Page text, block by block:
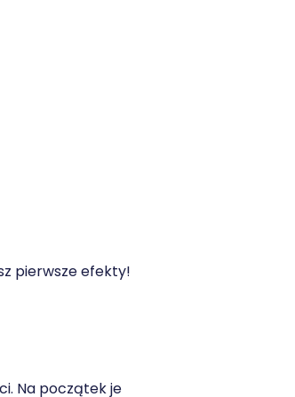
pierwsze efekty!
Na początek je